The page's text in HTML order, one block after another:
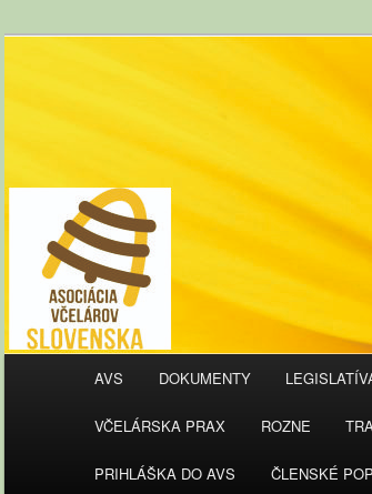
AVS
Preskočiť
na
Preskočiť
na
AVS DOKUMENTY
VČELÁRSKA PRAX ROZNE
PRIHLÁŠKA DO AVS ČLENSKÉ